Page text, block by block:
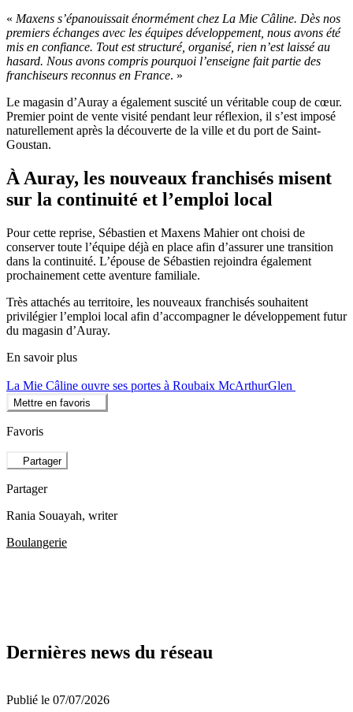
« Maxens s’épanouissait énormément chez La Mie Câline. Dès nos
premiers échanges avec les équipes développement, nous avons été
mis en confiance. Tout est structuré, organisé, rien n’est laissé au
hasard. Nous avons compris pourquoi l’enseigne fait partie des
franchiseurs reconnus en France. »
Le magasin d’Auray a également suscité un véritable coup de cœur.
Premier point de vente visité pendant leur réflexion, il s’est imposé
naturellement après la découverte de la ville et du port de Saint-
Goustan.
À Auray, les nouveaux franchisés misent
sur la continuité et l’emploi local
Pour cette reprise, Sébastien et Maxens Mahier ont choisi de
conserver toute l’équipe déjà en place afin d’assurer une transition
dans la continuité. L’épouse de Sébastien rejoindra également
prochainement cette aventure familiale.
Très attachés au territoire, les nouveaux franchisés souhaitent
privilégier l’emploi local afin d’accompagner le développement futur
du magasin d’Auray.
En savoir plus
La Mie Câline ouvre ses portes à Roubaix McArthurGlen
Mettre en favoris
Favoris
Partager
Partager
Rania Souayah, writer
Boulangerie
Dernières news du réseau
Publié le 07/07/2026